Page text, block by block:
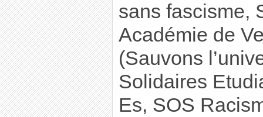
sans fascisme,
Académie de
(Sauvons
Solidaires
Es, SOS